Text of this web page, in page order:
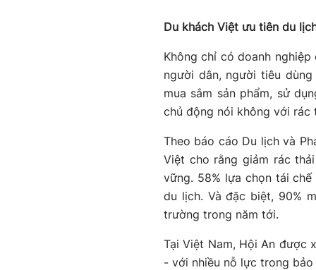
Du khách Việt ưu tiên du
Không chỉ có doanh
người dân, người tiêu
mua sắm sản phẩm, sử
chủ động nói không với rác
Theo báo cáo Du lịch và
Việt cho rằng giảm rác
vững. 58% lựa chọn tái
du lịch. Và đặc biệt, 90%
trường trong năm tới.
Tại Việt Nam, Hội An được
- với nhiều nỗ lực trong